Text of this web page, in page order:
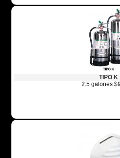
TIPO K
2.5 galones